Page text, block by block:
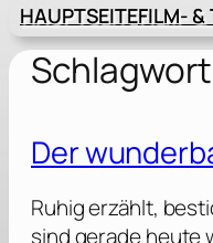
HAUPTSEITEFILM- &
Der
Ruhig erzählt,
sind gerade heute